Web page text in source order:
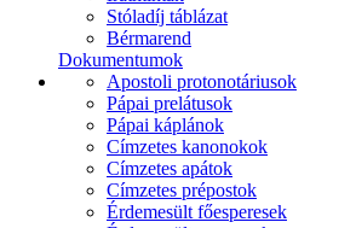
Stóladíj táblázat
Bérmarend
Dokumentumok
Apostoli protonotáriusok
Pápai prelátusok
Pápai káplánok
Címzetes kanonokok
Címzetes apátok
Címzetes prépostok
Érdemesült főesperesek